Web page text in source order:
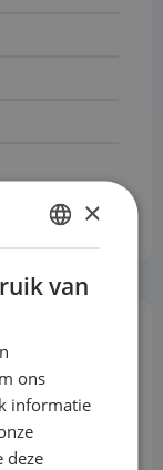
DUTCH
ENGLISH
×
van
ons
informatie
deze